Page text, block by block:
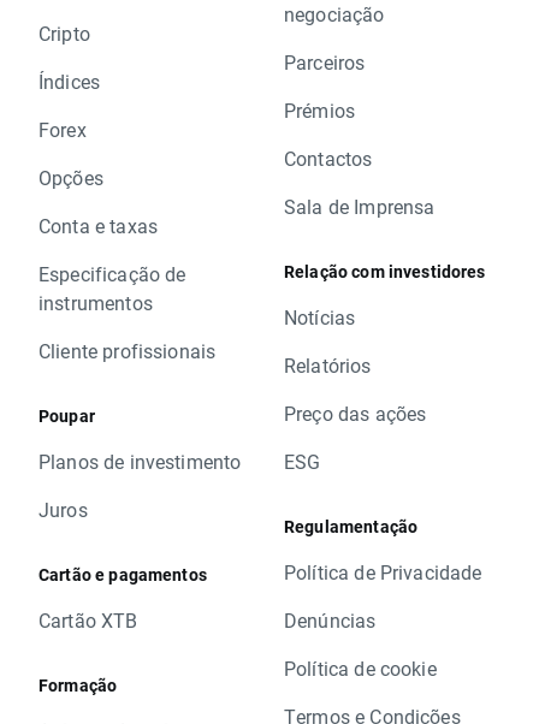
Cripto
Índices
Forex
Opções
Conta e taxas
Especificação de
instrumentos
Cliente profissionais
Poupar
Planos de investimento
Juros
Cartão e pagamentos
Cartão XTB
Formação
negociação
Parceiros
Prémios
Contactos
Sala de Imprensa
Relação com investidores
Notícias
Relatórios
Preço das ações
ESG
Regulamentação
Política de Privacidade
Denúncias
Política de cookie
Termos e Condições